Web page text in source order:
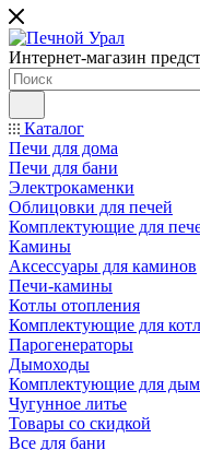
Интернет-магазин
Каталог
Печи для дома
Печи для бани
Электрокаменки
Облицовки для печей
Комплектующие для
Камины
Аксессуары для каминов
Печи-камины
Котлы отопления
Комплектующие для
Парогенераторы
Дымоходы
Комплектующие для
Чугунное литье
Товары со скидкой
Все для бани